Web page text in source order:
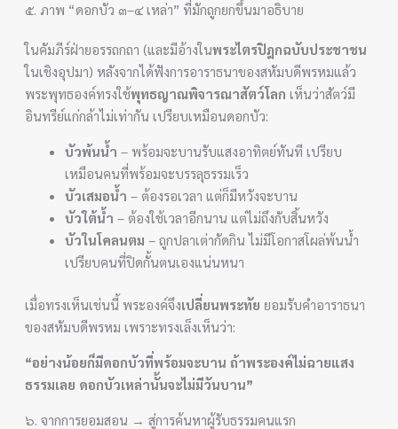
๕. ภาพ “ดอกบัว ๓–๔ เหล่า” ที่มักถูกยกขึ้นมาอธิบาย
ในคัมภีร์ฝ่ายอรรถกถา (และมีอ้างในพระไตรปิฎกฉบับประชาชน
ในเชิงอุปมา) หลังจากได้ฟังการอาราธนาของสหัมบดีพรหมแล้ว
พระพุทธองค์ทรงใช้พุทธญาณพิจารณาสัตว์โลก เห็นว่าสัตว์มี
อินทรีย์แก่กล้าไม่เท่ากัน เปรียบเหมือนดอกบัว:
บัวพ้นน้ำ – พร้อมจะบานรับแสงอาทิตย์ทันที เปรียบ
เหมือนคนที่พร้อมจะบรรลุธรรมเร็ว
บัวเสมอน้ำ – ต้องรอเวลา แต่ก็มีหวังจะบาน
บัวใต้น้ำ – ต้องใช้เวลาอีกนาน แต่ไม่ถึงกับสิ้นหวัง
บัวในโคลนตม – ถูกปลาเต่ากัดกิน ไม่มีโอกาสโผล่พ้นน้ำ
เปรียบคนที่ปิดกั้นตนเองแน่นหนา
เมื่อทรงเห็นเช่นนี้ พระองค์จึงเปลี่ยนพระทัย ยอมรับคำอาราธนา
ของสหัมบดีพรหม เพราะทรงเล็งเห็นว่า:
“อย่างน้อยก็มีดอกบัวที่พร้อมจะบาน ถ้าพระองค์ไม่ฉายแสง
ธรรมเลย ดอกบัวเหล่านั้นจะไม่มีวันบาน”
๖. จากการยอมสอน → สู่การค้นหาผู้รับธรรมคนแรก